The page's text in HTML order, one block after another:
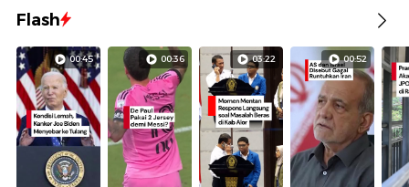
Flash
00:45 00:36 03:22 00:52